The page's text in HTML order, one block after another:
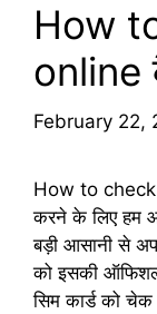
How
online
February 22,
How to check
करने के लिए हम
बड़ी आसानी से
को इसकी
सिम कार्ड को